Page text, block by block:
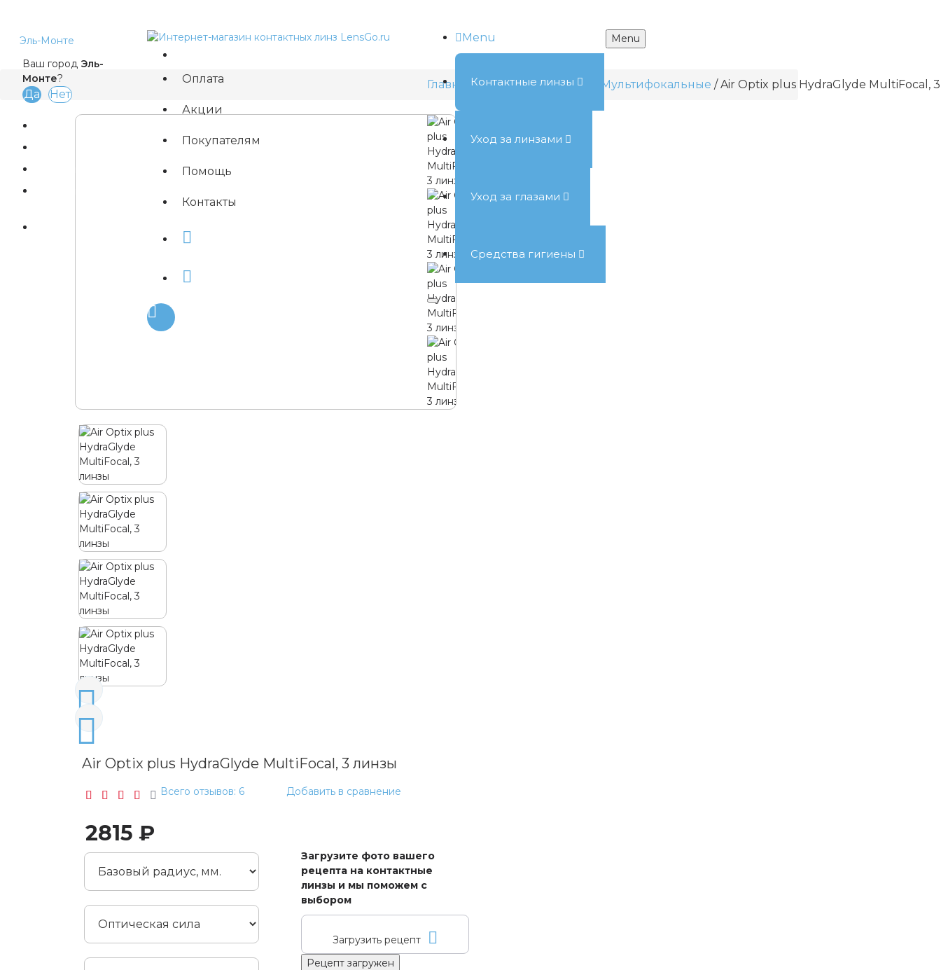
Эль-Монте
Ваш город Эль-
Монте? Оплата
Акции
Покупателям
Помощь
Контакты
Menu
Контактные линзы
Уход за линзами
Уход за глазами
Средства гигиены
Menu
Главная Контактные линзы Мультифокальные Air Optix plus HydraGlyde MultiFocal,
Air Optix plus HydraGlyde MultiFocal, 3 линзы
Всего отзывов: 6 Добавить в сравнение
2815 ₽
Загрузите фото вашего
рецепта на контактные
линзы и мы поможем с
выбором
Загрузить рецепт
Рецепт загружен